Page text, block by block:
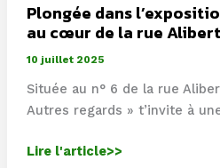
Plongée dans
au cœur de la rue Alibert
10 juillet 2025
Située au n° 6 de la rue
Autres regards » t’invite à
Plongée
Lire l'article>>